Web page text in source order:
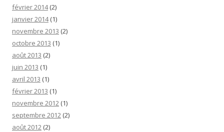
février 2014(2)
janvier 2014(1)
novembre 2013 (2)
octobre 2013 (1)
août 2013 (2)
juin 2013 (1)
avril 2013 (1)
février 2013 (1)
novembre 2012 (1)
septembre 2012 (2)
août 2012 (2)